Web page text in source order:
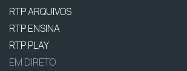
RTP ARQUIVOS
RTP ENSINA
RTP PLAY
EM DIRETO